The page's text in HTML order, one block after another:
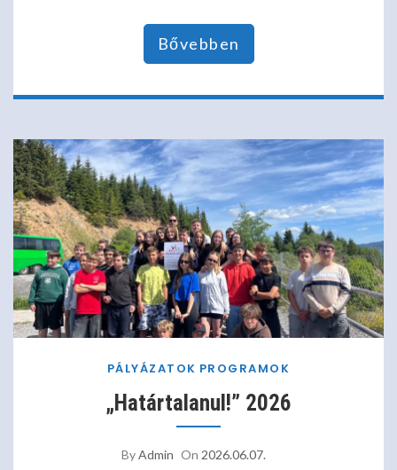
Bővebben
PÁLYÁZATOK PROGRAMOK
„Határtalanul!” 2026
ByAdmin On 2026.06.07.